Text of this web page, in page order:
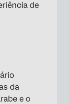
de
da
e o